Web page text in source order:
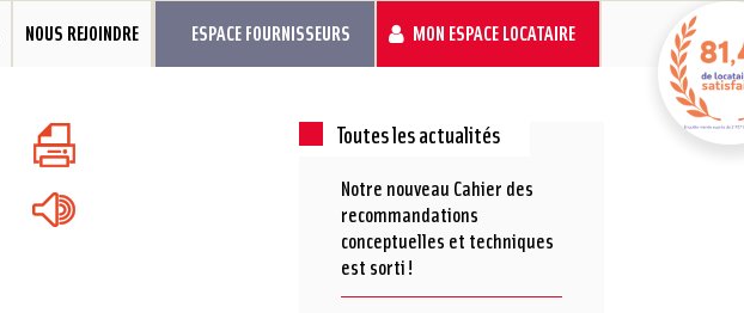
NOUS REJOINDRE ESPACE FOURNISSEURS MON ESPACE LOCATAIRE
Toutes les actualités
Notre nouveau Cahier des
recommandations
conceptuelles et techniques
est sorti !